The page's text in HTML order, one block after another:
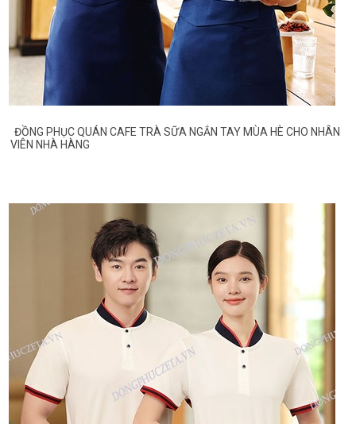
ĐỒNG PHỤC QUÁN CAFE TRÀ SỮA NGẮN TAY MÙA HÈ CHO NHÂN
VIÊN NHÀ HÀNG